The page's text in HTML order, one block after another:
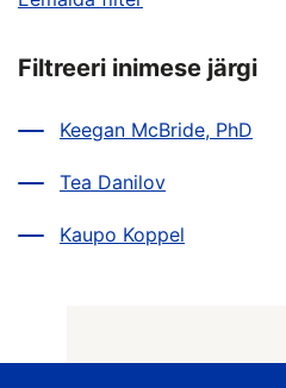
Filtreeri inimese järgi
Keegan McBride, PhD
Tea Danilov
Kaupo Koppel